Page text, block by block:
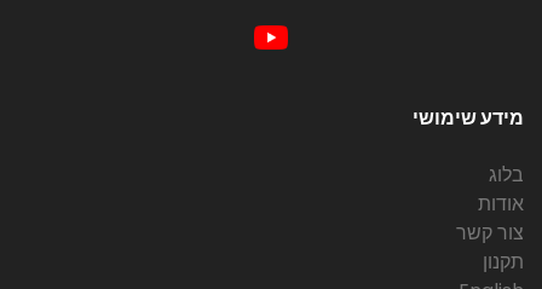
מידע שימושי
בלוג
אודות
צור קשר
תקנון